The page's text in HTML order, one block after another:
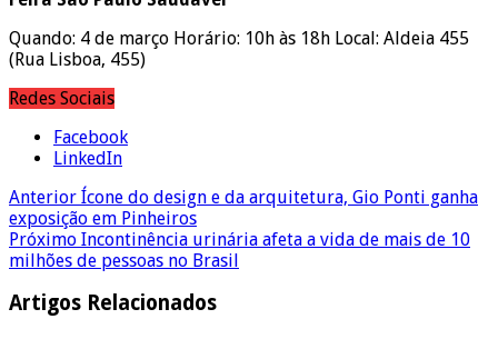
Quando: 4 de março Horário: 10h às 18h Local: Aldeia 455
(Rua Lisboa, 455)
Redes Sociais
Facebook
LinkedIn
Anterior Ícone do design e da arquitetura, Gio Ponti ganha
exposição em Pinheiros
Próximo Incontinência urinária afeta a vida de mais de 10
milhões de pessoas no Brasil
Artigos Relacionados